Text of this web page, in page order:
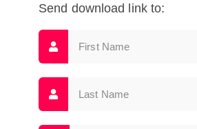
Send download link to: